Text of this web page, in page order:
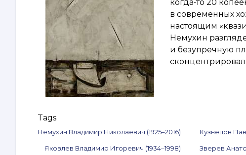
когда‑то 20
в современных
настоящим
Немухин
и безупречную
Tags
Немухин Владимир Николаевич (1925–2016) Кузнецов
Яковлев Владимир Игоревич (1934–1998) Зверев